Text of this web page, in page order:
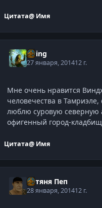
Цитата@ Имя
Elring
27 января, 201412 г.
Мне очень нравится
человечества в
люблю суровую северную
офигенный город-
Цитата@ Имя
Батяня Пеп
28 января, 201412 г.